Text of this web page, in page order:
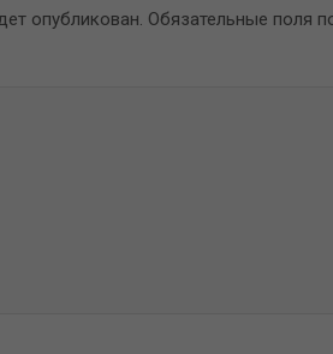
опубликован. Обязательные поля